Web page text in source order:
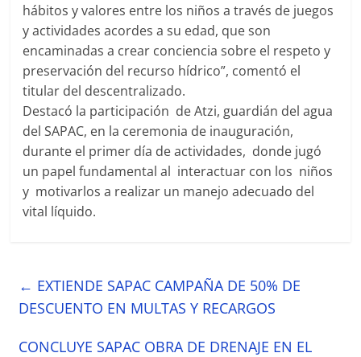
hábitos y valores entre los niños a través de juegos
y actividades acordes a su edad, que son
encaminadas a crear conciencia sobre el respeto y
preservación del recurso hídrico”, comentó el
titular del descentralizado.
Destacó la participación de Atzi, guardián del agua
del SAPAC, en la ceremonia de inauguración,
durante el primer día de actividades, donde jugó
un papel fundamental al interactuar con los niños
y motivarlos a realizar un manejo adecuado del
vital líquido.
← EXTIENDE SAPAC CAMPAÑA DE 50% DE
DESCUENTO EN MULTAS Y RECARGOS
CONCLUYE SAPAC OBRA DE DRENAJE EN EL